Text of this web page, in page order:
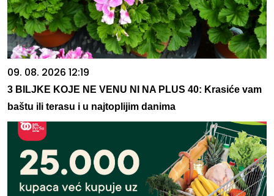
09. 08. 2026 12:19
3 BILJKE KOJE NE VENU NI NA PLUS 40: Krasiće vam
baštu ili terasu i u najtoplijim danima